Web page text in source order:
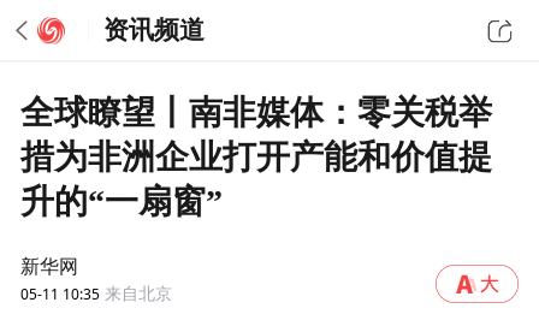
资讯频道
全球瞭望丨南非媒体：零关税举
措为非洲企业打开产能和价值提
升的“一扇窗”
新华网
05-11 10:35 来自北京